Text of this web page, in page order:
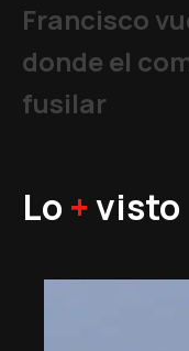
Francisco
donde el
fusilar
Lo +visto